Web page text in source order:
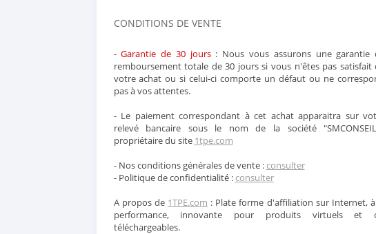
CONDITIONS DE VENTE
-Garantie de 30 jours: Nous vous assurons une garantie
remboursement totale de 30 jours si vous n'êtes pas satisfait
votre achat ou si celui-ci comporte un défaut ou ne
pas à vos attentes.
- Le paiement correspondant à cet achat apparaitra sur
relevé bancaire sous le nom de la société
propriétaire du site 1tpe.com
- Nos conditions générales de vente :consulter
- Politique de confidentialité :consulter
A propos de 1TPE.com : Plate forme d'affiliation sur Internet,
performance, innovante pour produits virtuels et
téléchargeables.